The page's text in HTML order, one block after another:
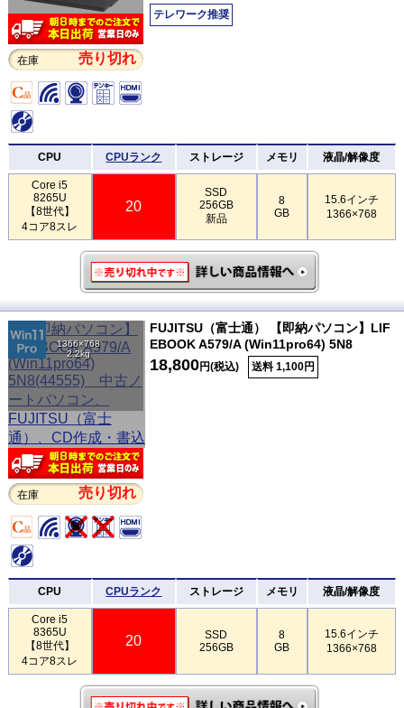
在庫 売り切れ
テレワーク推奨
CPU CPUランク ストレージ メモリ 液晶/解像度
Core i5
8265U
【8世代】
4コア8スレ
20
SSD
256GB
新品
8
GB
15.6インチ
1366×768
1366×768
2.2kg
在庫 売り切れ
FUJITSU（富士通） 【即納パソコン】LIF
EBOOK A579/A (Win11pro64) 5N8
18,800円(税込) 送料 1,100円
CPU CPUランク ストレージ メモリ 液晶/解像度
Core i5
8365U
【8世代】
4コア8スレ
20
SSD
256GB
8
GB
15.6インチ
1366×768